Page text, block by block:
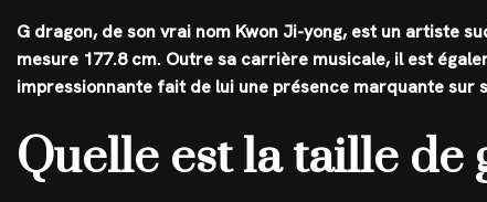
G dragon, de son vrai nom Kwon Ji-yong, est un artiste
mesure 177.8 cm. Outre sa carrière musicale, il est
impressionnante fait de lui une présence marquante sur
Quelle est la taille de